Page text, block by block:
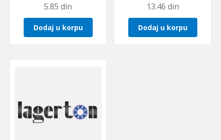
5.85din
Dodaj u korpu
13.46din
Dodaj u korpu